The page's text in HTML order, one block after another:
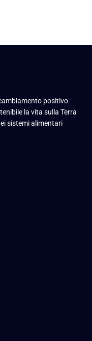
positivo
la vita sulla Terra
sistemi alimentari